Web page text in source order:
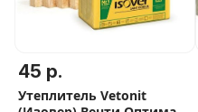
45 р.
Утеплитель Vetonit